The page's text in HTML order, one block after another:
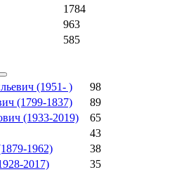
1784
963
585
(1951- )
98
(1799-1837)
89
(1933-2019)
65
43
1962)
38
2017)
35